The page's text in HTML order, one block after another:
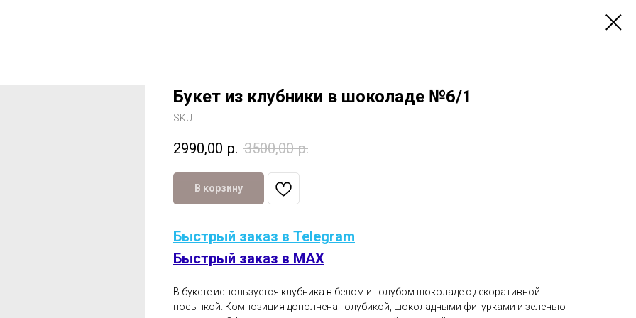
Букет из клубники в шоколаде №6/1
SKU:
2990,00 р. 3500,00 р.
В корзину
Быстрый заказ в Telegram
Быстрый заказ в MAX
В букете используется клубника в белом и голубом шоколаде с декоративной
посыпкой. Композиция дополнена голубикой, шоколадными фигурками и зеленью